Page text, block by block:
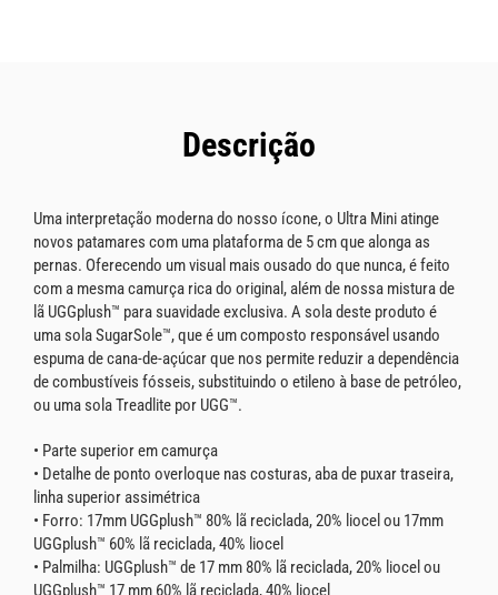
Descrição
Uma interpretação moderna do nosso ícone, o Ultra Mini atinge
novos patamares com uma plataforma de 5 cm que alonga as
pernas. Oferecendo um visual mais ousado do que nunca, é feito
com a mesma camurça rica do original, além de nossa mistura de
lã UGGplush™ para suavidade exclusiva. A sola deste produto é
uma sola SugarSole™, que é um composto responsável usando
espuma de cana-de-açúcar que nos permite reduzir a dependência
de combustíveis fósseis, substituindo o etileno à base de petróleo,
ou uma sola Treadlite por UGG™.
• Parte superior em camurça
• Detalhe de ponto overloque nas costuras, aba de puxar traseira,
linha superior assimétrica
• Forro: 17mm UGGplush™ 80% lã reciclada, 20% liocel ou 17mm
UGGplush™ 60% lã reciclada, 40% liocel
• Palmilha: UGGplush™ de 17 mm 80% lã reciclada, 20% liocel ou
UGGplush™ 17 mm 60% lã reciclada, 40% liocel